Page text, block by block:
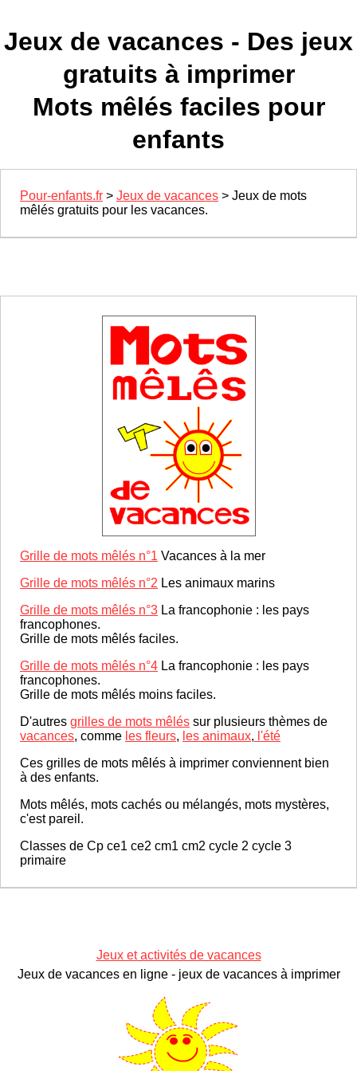
Jeux de vacances - Des jeux
gratuits à imprimer
Mots mêlés faciles pour
enfants
Pour-enfants.fr > Jeux de vacances > Jeux de mots
mêlés gratuits pour les vacances.
Grille de mots mêlés n°1 Vacances à la mer
Grille de mots mêlés n°2 Les animaux marins
Grille de mots mêlés n°3 La francophonie : les pays
francophones.
Grille de mots mêlés faciles.
Grille de mots mêlés n°4 La francophonie : les pays
francophones.
Grille de mots mêlés moins faciles.
D'autres grilles de mots mêlés sur plusieurs thèmes de
vacances, comme les fleurs, les animaux, l'été
Ces grilles de mots mêlés à imprimer conviennent bien
à des enfants.
Mots mêlés, mots cachés ou mélangés, mots mystères,
c'est pareil.
Classes de Cp ce1 ce2 cm1 cm2 cycle 2 cycle 3
primaire
Jeux et activités de vacances
Jeux de vacances en ligne - jeux de vacances à imprimer